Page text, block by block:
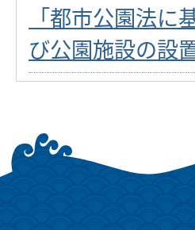
「都市公園法
び公園施設の設